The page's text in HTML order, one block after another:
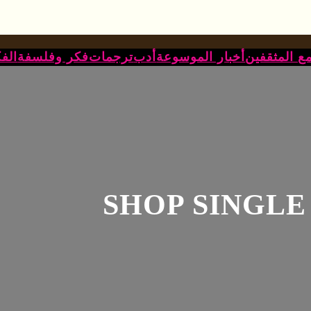
المثقفين أخبار الموسوعة أدبترجماتفكر وفلسفة
SHOP SINGLE